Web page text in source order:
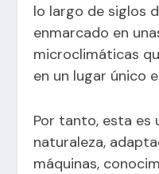
lo largo de siglos
enmarcado en
microclimáticas
en un lugar único
Por tanto, esta es
naturaleza,
máquinas,